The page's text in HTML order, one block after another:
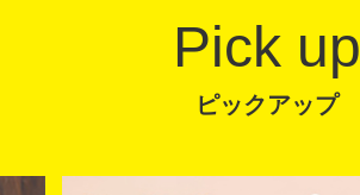
Pick up
ピックアップ